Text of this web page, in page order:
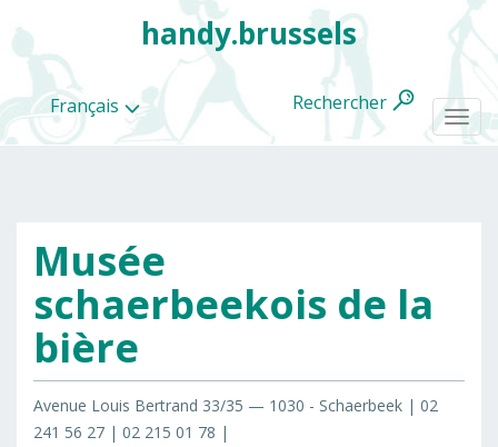
Français
handy.brussels
Rechercher
Musée
schaerbeekois de la
bière
Avenue Louis Bertrand 33/35 — 1030 - Schaerbeek | 02
241 56 27 | 02 215 01 78 |
Toutes
les
categories